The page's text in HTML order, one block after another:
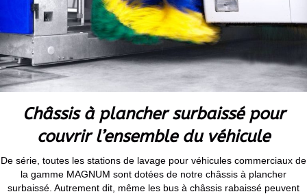
Châssis à plancher surbaissé pour
couvrir l’ensemble du véhicule
De série, toutes les stations de lavage pour véhicules commerciaux de
la gamme MAGNUM sont dotées de notre châssis à plancher
surbaissé. Autrement dit, même les bus à châssis rabaissé peuvent